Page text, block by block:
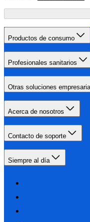
Productos de consumo
Profesionales sanitarios
Otras soluciones
Acerca de nosotros
Contacto de soporte
Siempre al día